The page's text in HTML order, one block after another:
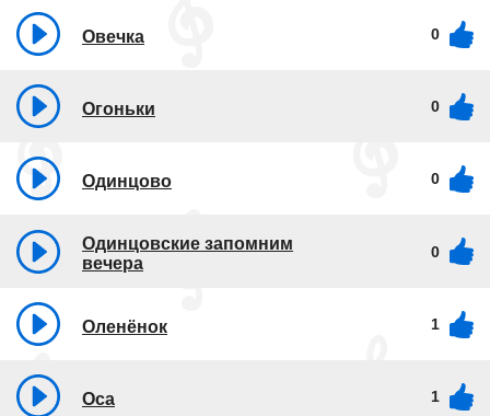
Овечка 0
Огоньки 0
Одинцово 0
Одинцовские запомним
вечера
0
Оленёнок 1
Оса 1